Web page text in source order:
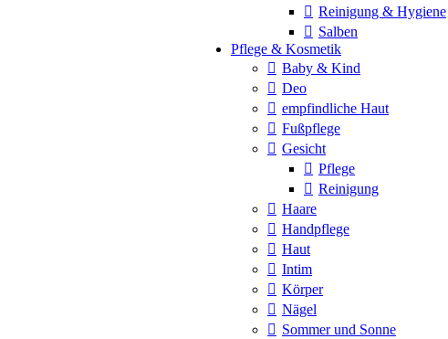
Reinigung & Hygiene
Salben
Pflege & Kosmetik
Baby & Kind
Deo
empfindliche Haut
Fußpflege
Gesicht
Pflege
Reinigung
Haare
Handpflege
Haut
Intim
Körper
Nägel
Sommer und Sonne